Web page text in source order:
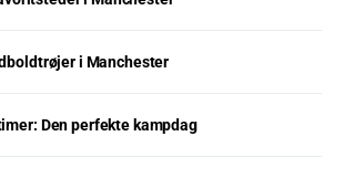
i Manchester
Den perfekte kampdag